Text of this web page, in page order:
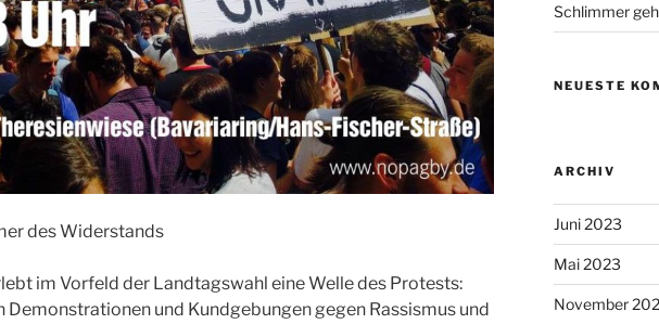
des Widerstands
im Vorfeld der Landtagswahl eine Welle des Protests:
Demonstrationen und Kundgebungen gegen Rassismus und
Schlimmer
NEUESTE
ARCHIV
Juni 2023
Mai 2023
November